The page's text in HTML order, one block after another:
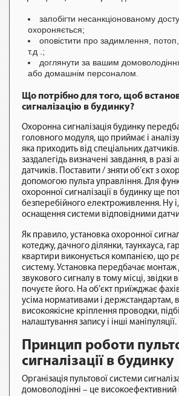
запобігти несанкціонованому
охороняється;
оповістити про задимлення, потоп,
т.д .;
доглянути за вашим
або домашнім персоналом.
Що потрібно для того, щоб
сигналізацію в будинку?
Охоронна сигналізація будинку
головного модуля, що приймає і
яка приходить від спеціальних
заздалегідь визначені завдання, в разі
датчиків. Поставити / зняти об’єкт з
допомогою пульта управління. Для
охоронної сигналізації в будинку ще
безперебійного електроживлення. Ну
оснащення системи відповідними
Як правило, установка охоронної
котеджу, дачного ділянки, таунхауса,
квартири виконується компанією, що
систему. Установка передбачає
звукового сигналу в тому місці, звідки
почуєте його. На об’єкт приїжджає
усіма нормативами і держстандартам,
високоякісне кріплення проводки,
налаштування запису і інші маніпуляції.
Принцип роботи
сигналізації в будинку
Організація пультової системи
домоволодінні – це високоефективний